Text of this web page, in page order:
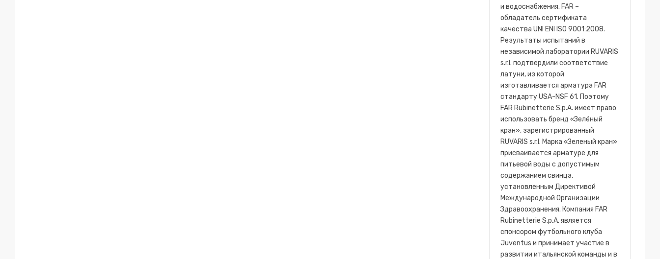
и водоснабжения. FAR –
обладатель сертификата
качества UNI ENI ISO 9001:2008.
Результаты испытаний в
независимой лаборатории RUVARIS
s.r.l. подтвердили соответствие
латуни, из которой
изготавливается арматура FAR
стандарту USA-NSF 61. Поэтому
FAR Rubinetterie S.p.A. имеет право
использовать бренд «Зелёный
кран», зарегистрированный
RUVARIS s.r.l. Марка «Зеленый кран»
присваивается арматуре для
питьевой воды с допустимым
содержанием свинца,
установленным Директивой
Международной Организации
Здравоохранения. Компания FAR
Rubinetterie S.p.A. является
спонсором футбольного клуба
Juventus и принимает участие в
развитии итальянской команды и в